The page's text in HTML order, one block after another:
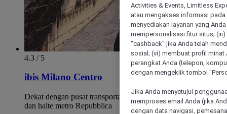
4.3 / 5
ibis Milano Centro
Dekat dengan pusat transportasi umum bersejarah: Trem 1
dan halte metro Repubblica
Activities & Events, Limitless
atau mengakses informasi
menyediakan layanan yang
mempersonalisasi fitur situs;
"cashback" jika Anda telah
sosial; (vi) membuat profil
perangkat Anda (telepon,
dengan mengeklik tombol
Jika Anda menyetujui
memproses email Anda (jika
dengan data navigasi,